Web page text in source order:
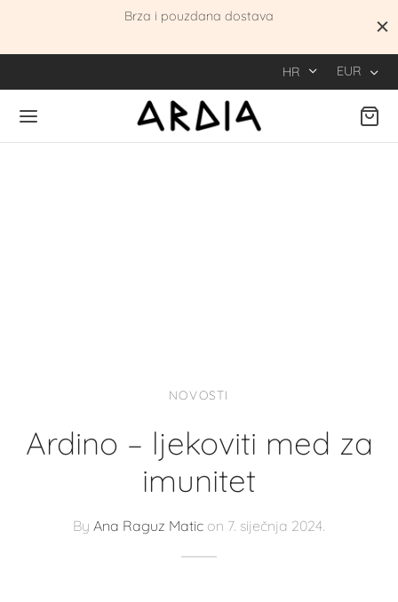
100% prirodni sastojci
HR EUR
NOVOSTI
Ardino – ljekoviti med za
imunitet
By Ana Raguz Matic on 7. siječnja 2024.